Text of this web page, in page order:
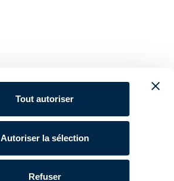
Tout autoriser
Autoriser la sélection
Refuser